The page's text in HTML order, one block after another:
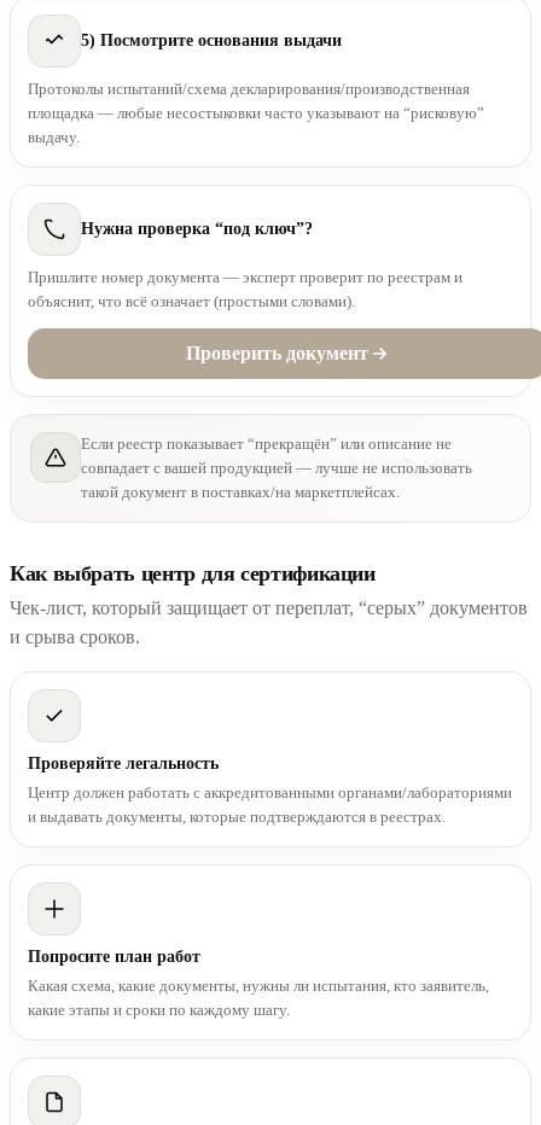
5) Посмотрите основания выдачи
Протоколы испытаний/схема декларирования/производственная
площадка — любые несостыковки часто указывают на “рисковую”
выдачу.
Нужна проверка “под ключ”?
Пришлите номер документа — эксперт проверит по реестрам и
объяснит, что всё означает (простыми словами).
Проверить документ
Если реестр показывает “прекращён” или описание не
совпадает с вашей продукцией — лучше не использовать
такой документ в поставках/на маркетплейсах.
Как выбрать центр для сертификации
Чек-лист, который защищает от переплат, “серых” документов
и срыва сроков.
Проверяйте легальность
Центр должен работать с аккредитованными органами/лабораториями
и выдавать документы, которые подтверждаются в реестрах.
Попросите план работ
Какая схема, какие документы, нужны ли испытания, кто заявитель,
какие этапы и сроки по каждому шагу.